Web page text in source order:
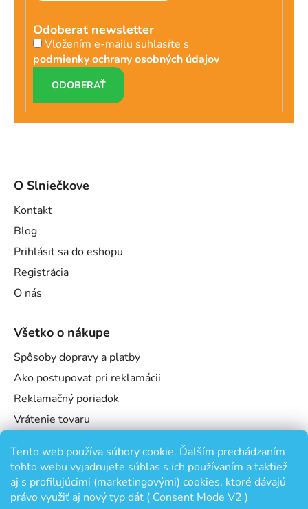
Tento web používa súbory cookie. Ďalším prechádzaním
tohto webu vyjadrujete súhlas s ich používaním a taktiež
aj s profilujúcimi (marketingovými) cookies, ktoré dávajú
právo využiť aj nový typ dát ( Consent Mode V2 )
Odoberať newsletter
Vložením e-mailu suhlasíte s
podmienky ochrany osobných údajov
PRIHLÁSIŤ
SA
O Slniečkove
Kontakt
Blog
Prihlásiť sa do eshopu
Registrácia
O nás
Všetko o nákupe
Spôsoby dopravy a platby
Ako postupovať pri reklamácii
Reklamačný poriadok
Vrátenie tovaru
Podmienky ochrany osobných údajov
Odstúpenie od zmluvy